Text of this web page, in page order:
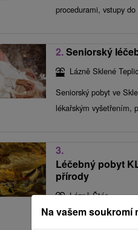
procedurami, vstupy
2.Seniorský
Lázně Sklené
Seniorský pobyt ve
lékařským vyšetřením,
3.
Léčebný pobyt
přírody
Lázně ŠtósOd 1
Pobyt spojuje
Na vašem soukromí